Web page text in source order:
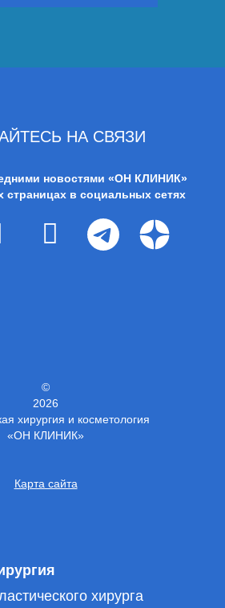
НА СВЯЗИ
новостями «ОН КЛИНИК»
в социальных сетях
©
2026
хирургия и косметология
«ОН КЛИНИК»
Карта сайта
хирурга